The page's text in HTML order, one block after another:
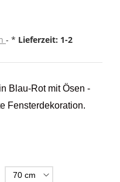
* Lieferzeit: 1-2
Blau-Rot mit Ösen -
Fensterdekoration.